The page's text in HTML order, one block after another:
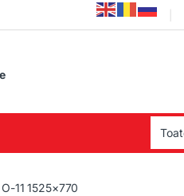
11 1525×770